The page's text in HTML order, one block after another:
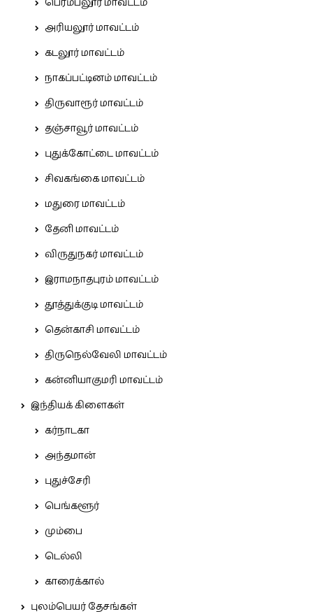
அரியலூர் மாவட்டம்
கடலூர் மாவட்டம்
நாகப்பட்டினம் மாவட்டம்
திருவாரூர் மாவட்டம்
தஞ்சாவூர் மாவட்டம்
புதுக்கோட்டை மாவட்டம்
சிவகங்கை மாவட்டம்
மதுரை மாவட்டம்
தேனி மாவட்டம்
விருதுநகர் மாவட்டம்
இராமநாதபுரம் மாவட்டம்
தூத்துக்குடி மாவட்டம்
தென்காசி மாவட்டம்
திருநெல்வேலி மாவட்டம்
கன்னியாகுமரி மாவட்டம்
இந்தியக் கிளைகள்
கர்நாடகா
அந்தமான்
புதுச்சேரி
பெங்களூர்
மும்பை
டெல்லி
காரைக்கால்
புலம்பெயர் தேசங்கள்